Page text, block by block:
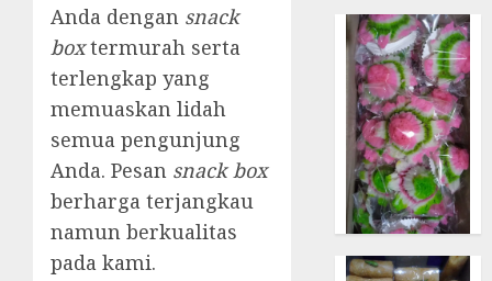
Anda dengan snack
boxtermurah serta
terlengkap yang
memuaskan lidah
semua pengunjung
Anda. Pesan snack box
berharga terjangkau
namun berkualitas
pada kami.